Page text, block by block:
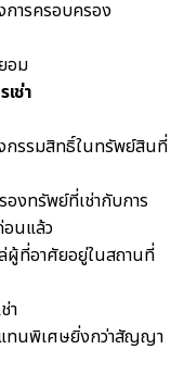
ารครอบครอง
อม
ช่า
งกรรมสิทธิ์ในทรัพย์สินที่
องทรัพย์ที่เช่ากับการ
นแล้ว
ผู้ที่อาศัยอยู่ในสถานที่
า
ทนพิเศษยิ่งกว่าสัญญา